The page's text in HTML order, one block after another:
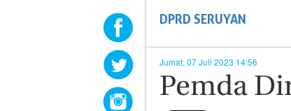
DPRD SERUYAN
Jumat, 07 Juli 2023 14:56
Pemda